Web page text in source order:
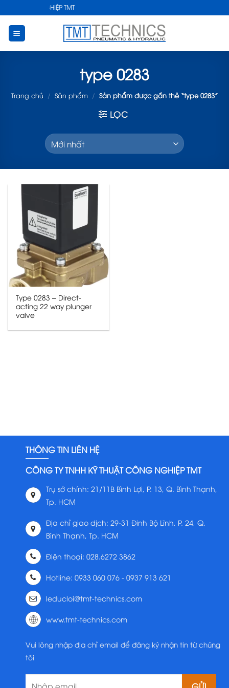
to
content
CÔNG NGHIỆP TMT
type 0283
Trang chủ / Sản phẩm / Sản phẩm được gắn thẻ “type 0283”
LỌC
Type 0283 – Direct-
acting 22 way plunger
valve
THÔNG TIN LIÊN HỆ
CÔNG TY TNHH KỸ THUẬT CÔNG NGHIỆP TMT
Trụ sở chính: 21/11B Bình Lợi, P. 13, Q. Bình Thạnh,
Tp. HCM
Địa chỉ giao dịch: 29-31 Đinh Bộ Lĩnh, P. 24, Q.
Bình Thạnh, Tp. HCM
Điện thoại: 028.6272 3862
Hotline: 0933 060 076 - 0937 913 621
leducloi@tmt-technics.com
www.tmt-technics.com
Vui lòng nhập địa chỉ email để đăng ký nhận tin từ chúng
tôi